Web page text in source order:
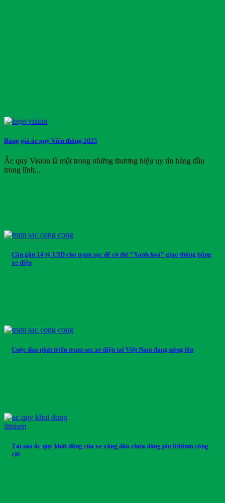
Bảng giá ắc quy Viễn thông 2025
Ắc quy Vision là một trong những thương hiệu uy tín hàng đầu
trong lĩnh...
Cần gần 14 tỷ USD cho trạm sạc để có thể “Xanh hoá” giao thông bằng
xe điện
Cuộc đua phát triển trạm sạc xe điện tại Việt Nam đang nóng lên
Tại sao ắc quy khởi động của xe xăng dầu chưa dùng pin lithium rộng
rãi